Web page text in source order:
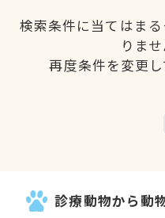
検索条件に当てはま
りませ
再度条件を変更し
診療動物から動